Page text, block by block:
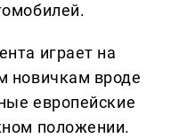
играет на
новичкам вроде
европейские
положении.